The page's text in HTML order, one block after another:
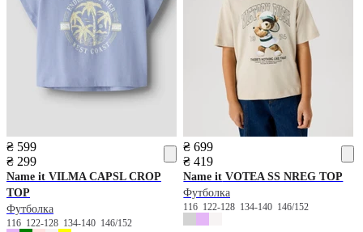
₴ 599
₴ 299
Name it VILMA CAPSL CROP
TOP
Футболка
116 122-128 134-140 146/152
₴ 699
₴ 419
Name it VOTEA SS NREG TOP
Футболка
116 122-128 134-140 146/152